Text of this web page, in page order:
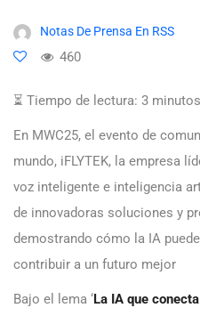
Notas De Prensa En RSS
460
⏳ Tiempo de lectura: 3 minutos
En MWC25, el evento de
mundo, iFLYTEK, la empresa
voz inteligente e inteligencia
de innovadoras soluciones y
demostrando cómo la IA
contribuir a un futuro mejor
Bajo el lema ‘La IA que